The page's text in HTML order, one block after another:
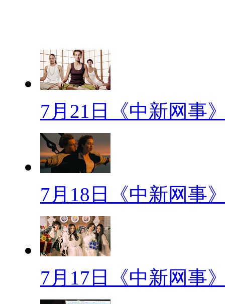
【口播】国宏曾经看到过一
例会严重失调，男生远远多于
么看来，保护好身边的媳妇儿
煮网事》就带大家一起来研究
【解说】佐餐小菜 片花 自然
长时，显得矮小、单调，而与
生机盎然。(字幕) 人们把植物
称之为“共生效应”。
(转场)说到保护老婆，小编
小编看的偶像剧多啊，虽然偶
但是爱老婆这件事还是体现的
过猪肉还没见过猪跑吗？保护
7月21日《中新网事
7月18日《中新网事
7月17日《中新网事